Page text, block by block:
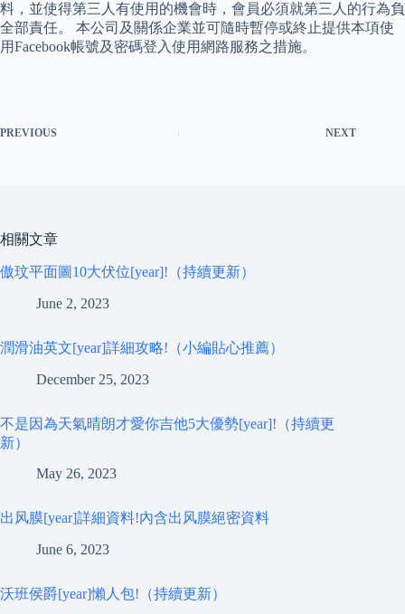
料，並使得第三人有使用的機會時，會員必須就第三人的行為負
全部責任。 本公司及關係企業並可隨時暫停或終止提供本項使
用Facebook帳號及密碼登入使用網路服務之措施。
PREVIOUS NEXT
相關文章
傲玟平面圖10大伏位[year]!（持續更新）
June 2, 2023
潤滑油英文[year]詳細攻略!（小編貼心推薦）
December 25, 2023
不是因為天氣晴朗才愛你吉他5大優勢[year]!（持續更
新）
May 26, 2023
出风膜[year]詳細資料!內含出风膜絕密資料
June 6, 2023
沃班侯爵[year]懶人包!（持續更新）